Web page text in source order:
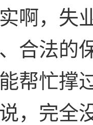
啊，失
合法的
帮忙撑
，完全